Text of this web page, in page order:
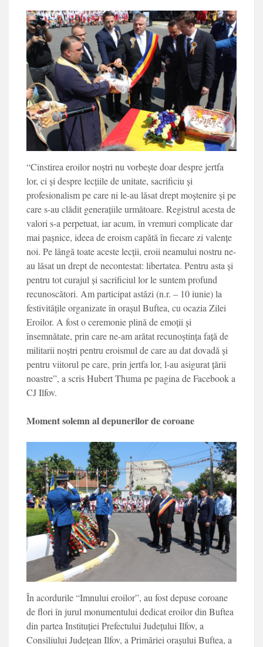
“Cinstirea eroilor noștri nu vorbește doar despre jertfa
lor, ci și despre lecțiile de unitate, sacrificiu și
profesionalism pe care ni le-au lăsat drept moștenire și pe
care s-au clădit generațiile următoare. Registrul acesta de
valori s-a perpetuat, iar acum, în vremuri complicate dar
mai pașnice, ideea de eroism capătă în fiecare zi valențe
noi. Pe lângă toate aceste lecții, eroii neamului nostru ne-
au lăsat un drept de necontestat: libertatea. Pentru asta și
pentru tot curajul și sacrificiul lor le suntem profund
recunoscători. Am participat astăzi (n.r. – 10 iunie) la
festivitățile organizate în orașul Buftea, cu ocazia Zilei
Eroilor. A fost o ceremonie plină de emoții și
însemnătate, prin care ne-am arătat recunoștința față de
militarii noștri pentru eroismul de care au dat dovadă și
pentru viitorul pe care, prin jertfa lor, l-au asigurat țării
noastre”, a scris Hubert Thuma pe pagina de Facebook a
CJ Ilfov.
Moment solemn al depunerilor de coroane
În acordurile “Imnu­lui eroilor”, au fost de­puse coroane
de flori în jurul monumentului de­dicat eroilor din Buftea
din partea Instituției Pre­fectului Județului Ilfov, a
Consiliului Județean Il­fov, a Primăriei orașului Buftea, a